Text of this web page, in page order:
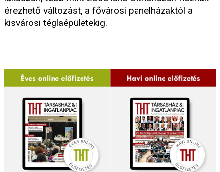
érezhető változást, a fővárosi panelházaktól a
kisvárosi téglaépületekig.